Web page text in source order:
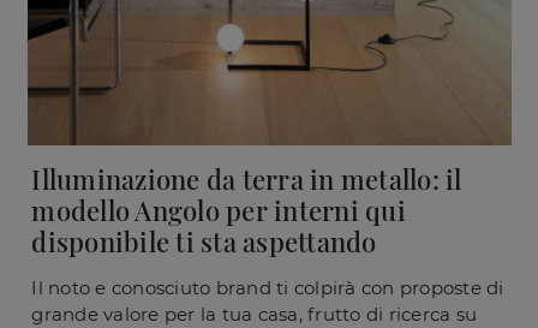
Illuminazione da terra in metallo: il
modello Angolo per interni qui
disponibile ti sta aspettando
Il noto e conosciuto brand ti colpirà con proposte di
grande valore per la tua casa, frutto di ricerca su